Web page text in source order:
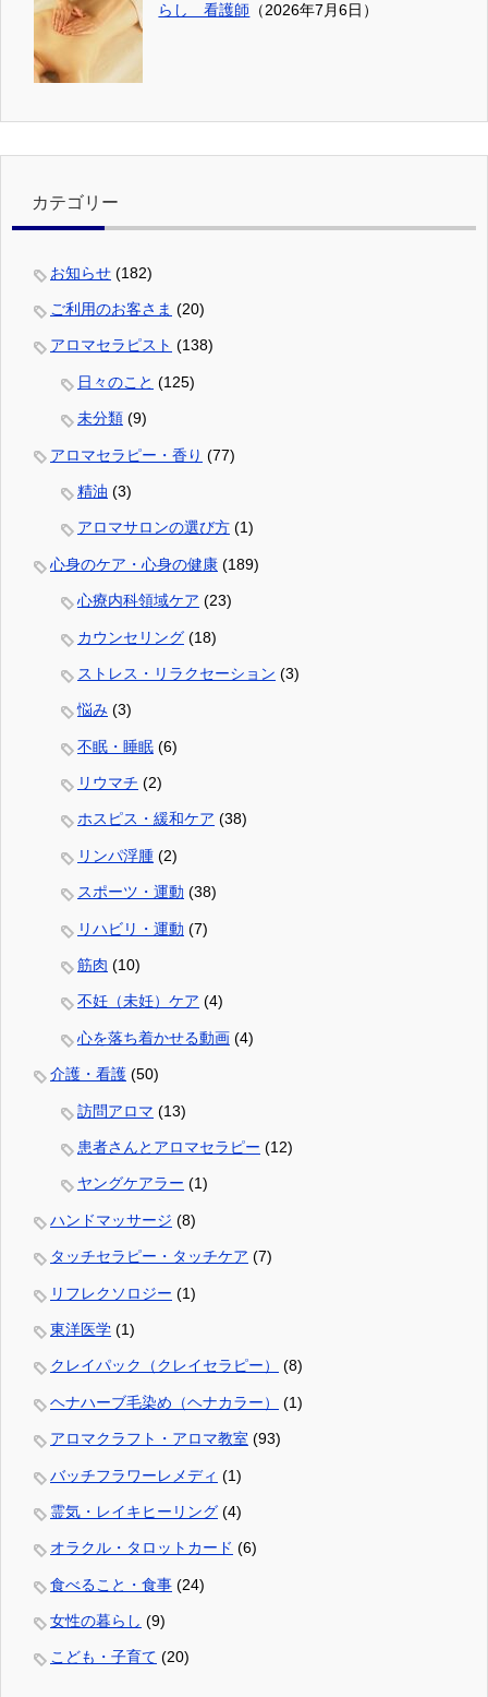
らし 看護師 （2026年7月6日）
カテゴリー
お知らせ (182)
ご利用のお客さま (20)
アロマセラピスト (138)
日々のこと (125)
未分類 (9)
アロマセラピー・香り (77)
精油 (3)
アロマサロンの選び方 (1)
心身のケア・心身の健康 (189)
心療内科領域ケア (23)
カウンセリング (18)
ストレス・リラクセーション (3)
悩み (3)
不眠・睡眠 (6)
リウマチ (2)
ホスピス・緩和ケア (38)
リンパ浮腫 (2)
スポーツ・運動 (38)
リハビリ・運動 (7)
筋肉 (10)
不妊（未妊）ケア (4)
心を落ち着かせる動画 (4)
介護・看護 (50)
訪問アロマ (13)
患者さんとアロマセラピー (12)
ヤングケアラー (1)
ハンドマッサージ (8)
タッチセラピー・タッチケア (7)
リフレクソロジー (1)
東洋医学 (1)
クレイパック（クレイセラピー） (8)
ヘナハーブ毛染め（ヘナカラー） (1)
アロマクラフト・アロマ教室 (93)
バッチフラワーレメディ (1)
霊気・レイキヒーリング (4)
オラクル・タロットカード (6)
食べること・食事 (24)
女性の暮らし (9)
こども・子育て (20)